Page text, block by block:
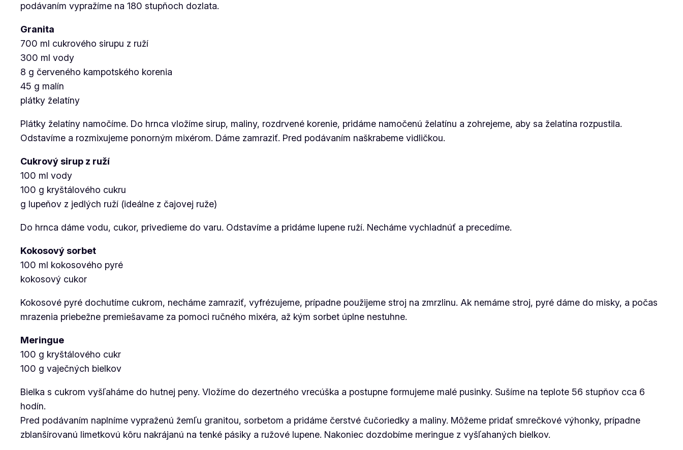
podávaním vypražíme na 180 stupňoch dozlata.
Granita
700 ml cukrového sirupu z ruží
300 ml vody
8 g červeného kampotského korenia
45 g malín
plátky želatíny
Plátky želatíny namočíme. Do hrnca vložíme sirup, maliny, rozdrvené korenie, pridáme namočenú želatínu a zohrejeme, aby sa želatína rozpustila.
Odstavíme a rozmixujeme ponorným mixérom. Dáme zamraziť. Pred podávaním naškrabeme vidličkou.
Cukrový sirup z ruží
100 ml vody
100 g kryštálového cukru
g lupeňov z jedlých ruží (ideálne z čajovej ruže)
Do hrnca dáme vodu, cukor, privedieme do varu. Odstavíme a pridáme lupene ruží. Necháme vychladnúť a precedíme.
Kokosový sorbet
100 ml kokosového pyré
kokosový cukor
Kokosové pyré dochutíme cukrom, necháme zamraziť, vyfrézujeme, prípadne použijeme stroj na zmrzlinu. Ak nemáme stroj, pyré dáme do misky, a počas
mrazenia priebežne premiešavame za pomoci ručného mixéra, až kým sorbet úplne nestuhne.
Meringue
100 g kryštálového cukr
100 g vaječných bielkov
Bielka s cukrom vyšľaháme do hutnej peny. Vložíme do dezertného vrecúška a postupne formujeme malé pusinky. Sušíme na teplote 56 stupňov cca 6
hodín.
Pred podávaním naplníme vypraženú žemľu granitou, sorbetom a pridáme čerstvé čučoriedky a maliny. Môžeme pridať smrečkové výhonky, prípadne
zblanšírovanú limetkovú kôru nakrájanú na tenké pásiky a ružové lupene. Nakoniec dozdobíme meringue z vyšľahaných bielkov.